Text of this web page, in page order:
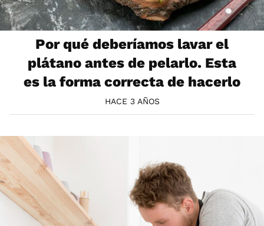
Por qué deberíamos lavar el
plátano antes de pelarlo. Esta
es la forma correcta de hacerlo
HACE 3 AÑOS